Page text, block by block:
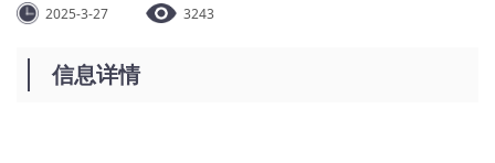
2025-3-27 3243
信息详情